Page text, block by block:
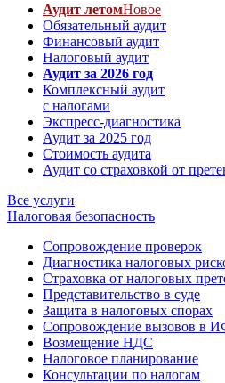
Аудит летомНовое
Обязательный аудит
Финансовый аудит
Налоговый аудит
Аудит за 2026 год
Комплексный аудит
с налогами
Экспресс-диагностика
Аудит за 2025 год
Стоимость аудита
Аудит со страховкой от
Все услуги
Налоговая безопасность
Сопровождение проверок
Диагностика налоговых
Страховка от налоговых
Представительство в суде
Защита в налоговых спорах
Сопровождение вызовов в
Возмещение НДС
Налоговое планирование
Консультации по налогам